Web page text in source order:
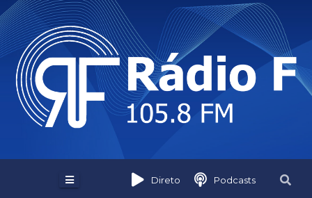
Skip
to
content
Direto Podcasts